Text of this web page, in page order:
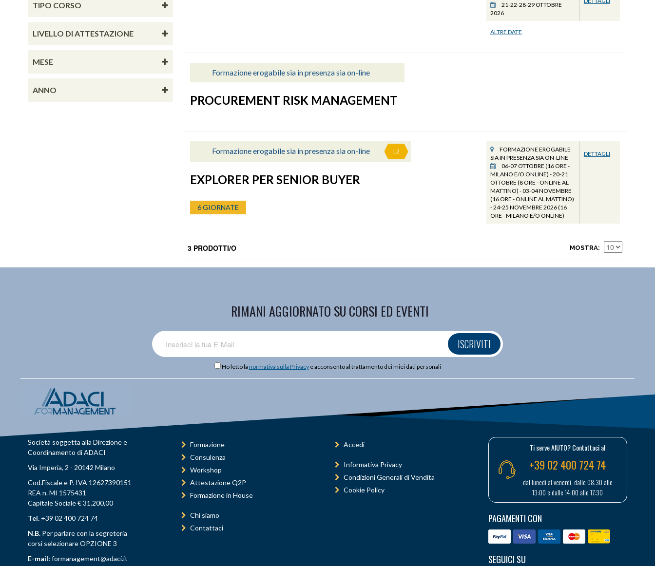
TIPO CORSO
LIVELLO DI ATTESTAZIONE
MESE
ANNO
21-22-28-29 OTTOBRE
2026
ALTRE DATE
Formazione erogabile sia in presenza sia on-line
PROCUREMENT RISK MANAGEMENT
Formazione erogabile sia in presenza sia on-line L2
EXPLORER PER SENIOR BUYER
6 GIORNATE
FORMAZIONE EROGABILE
SIA IN PRESENZA SIA ON-LINE
06-07 OTTOBRE (16 ORE -
MILANO E/O ONLINE) - 20-21
OTTOBRE (8 ORE - ONLINE AL
MATTINO) - 03-04 NOVEMBRE
(16 ORE - ONLINE AL MATTINO)
- 24-25 NOVEMBRE 2026 (16
ORE - MILANO E/O ONLINE)
DETTAGLI
3 PRODOTTI/O MOSTRA
RIMANI AGGIORNATO SU CORSI ED EVENTI
ISCRIVITI
Ho letto la normativa sulla Privacye acconsento al trattamento dei miei dati personali
Società soggetta alla Direzione e
Coordinamento di ADACI
Via Imperia, 2 - 20142 Milano
Cod.Fiscale e P. IVA 12627390151
REA n. MI 1575431
Capitale Sociale € 31.200,00
Tel. +39 02 400 724 74
N.B. Per parlare con la segreteria
corsi selezionare OPZIONE 3
E-mail: formanagement@adaci.it
Formazione
Consulenza
Workshop
Attestazione Q2P
Formazione in House
Chi siamo
Contattaci
Accedi
Informativa Privacy
Condizioni Generali di Vendita
Cookie Policy
Ti serve AIUTO? Contattaci al
+39 02 400 724 74
dal lunedì al venerdì, dalle 08:30 alle
13:00 e dalle 14:00 alle 17:30
PAGAMENTI CON
SEGUICI SU